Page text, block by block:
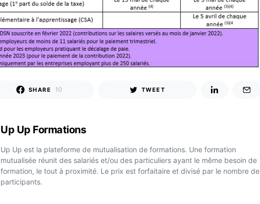
SHARE 10 TWEET
Up Up Formations
Up Up est la plateforme de mutualisation de formations. Une formation
mutualisée réunit des salariés et/ou des particuliers ayant le même besoin de
formation, le tout à proximité. Le prix est forfaitaire et divisé par le nombre de
participants.